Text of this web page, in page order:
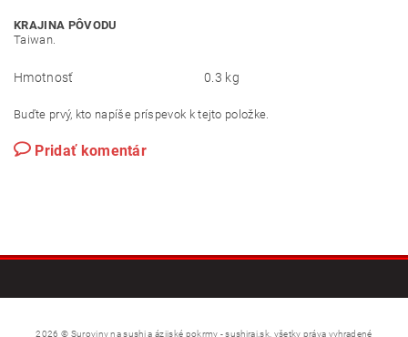
KRAJINA PÔVODU
Taiwan.
Hmotnosť 0.3 kg
Buďte prvý, kto napíše príspevok k tejto položke.
Pridať komentár
2026 © Suroviny na sushi a ázijské pokrmy - sushiraj.sk, všetky práva vyhradené